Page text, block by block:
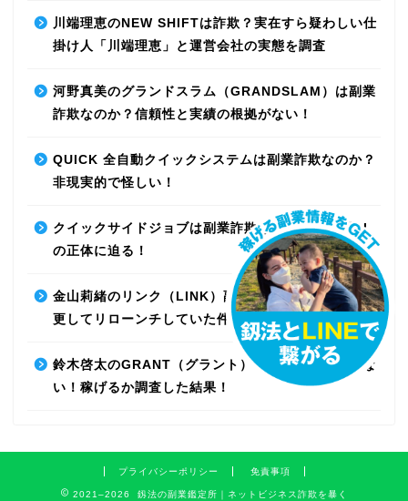
川端理恵のNEW SHIFTは詐欺？実在すら疑わしい仕
掛け人「川端理恵」と運営会社の実態を調査
河野真美のグランドスラム（GRANDSLAM）は副業
詐欺なのか？信頼性と実績の根拠がない！
QUICK 全自動クイックシステムは副業詐欺なのか？
非現実的で怪しい！
クイックサイドジョブは副業詐欺なのか？最先端AI
の正体に迫る！
金山莉緒のリンク（LINK）副業詐欺！運営会社を変
更してリローンチしていた件！【再編集】
鈴木啓太のGRANT（グラント）は副業詐欺で稼げな
い！稼げるか調査した結果！
プライバシーポリシー 免責事項
2021–2026 釼法の副業鑑定所｜ネットビジネス詐欺を暴く